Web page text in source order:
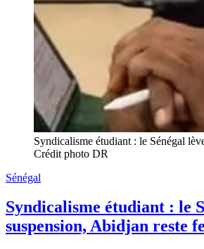
Syndicalisme étudiant : le Sénégal
Crédit photo DR
Sénégal
Syndicalisme étudiant : le
suspension, Abidjan reste